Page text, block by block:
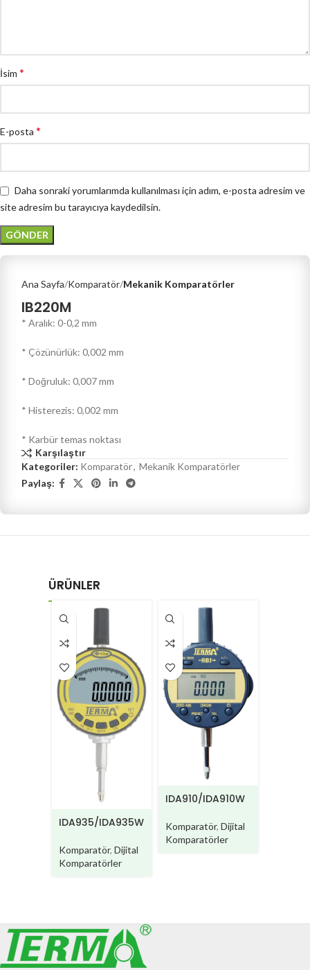
İsim *
E-posta *
Daha sonraki yorumlarımda kullanılması için adım, e-posta adresim ve
site adresim bu tarayıcıya kaydedilsin.
Ana Sayfa Komparatör Mekanik Komparatörler
IB220M
* Aralık: 0-0,2 mm
* Çözünürlük: 0,002 mm
* Doğruluk: 0,007 mm
* Histerezis: 0,002 mm
* Karbür temas noktası
Karşılaştır
Kategoriler: Komparatör, Mekanik Komparatörler
Paylaş:
ÜRÜNLER
IDA935/IDA935W
Komparatör, Dijital
Komparatörler
IDA910/IDA910W
Komparatör, Dijital
Komparatörler